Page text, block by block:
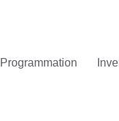
Programmation